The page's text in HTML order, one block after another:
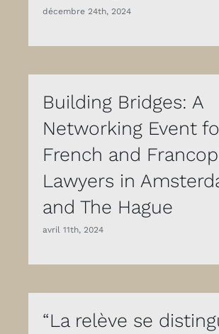
décembre 24th, 2024
Building Bridges: A
Networking Event
French and
Lawyers in
and The Hague
avril 11th, 2024
“La relève se